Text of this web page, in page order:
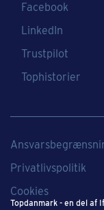
Facebook
LinkedIn
Trustpilot
Tophistorier
Topdanmark - en del af
Privatlivspolitik
Cookies